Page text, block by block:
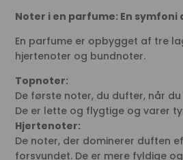
Noter i en parfume: En symfoni
En parfume er opbygget af tre
hjertenoter og bundnoter.
Topnoter:
De første noter, du dufter, når
De er lette og flygtige og varer
Hjertenoter:
De noter, der dominerer duften
forsvundet. De er mere fyldige